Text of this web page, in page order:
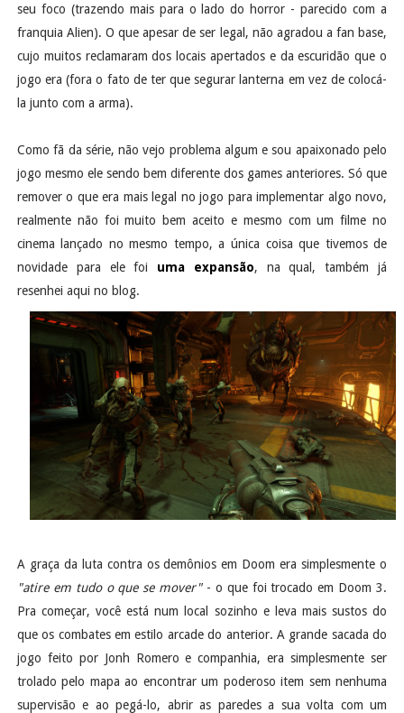
seu foco (trazendo mais para o lado do horror - parecido com a
franquia Alien). O que apesar de ser legal, não agradou a fan base,
cujo muitos reclamaram dos locais apertados e da escuridão que o
jogo era (fora o fato de ter que segurar lanterna em vez de colocá-
la junto com a arma).
Como fã da série, não vejo problema algum e sou apaixonado pelo
jogo mesmo ele sendo bem diferente dos games anteriores. Só que
remover o que era mais legal no jogo para implementar algo novo,
realmente não foi muito bem aceito e mesmo com um filme no
cinema lançado no mesmo tempo, a única coisa que tivemos de
novidade para ele foi uma expansão, na qual, também já
resenhei aqui no blog.
A graça da luta contra os demônios em Doom era simplesmente o
"atire em tudo o que se mover"- o que foi trocado em Doom 3.
Pra começar, você está num local sozinho e leva mais sustos do
que os combates em estilo arcade do anterior. A grande sacada do
jogo feito por Jonh Romero e companhia, era simplesmente ser
trolado pelo mapa ao encontrar um poderoso item sem nenhuma
supervisão e ao pegá-lo, abrir as paredes a sua volta com um